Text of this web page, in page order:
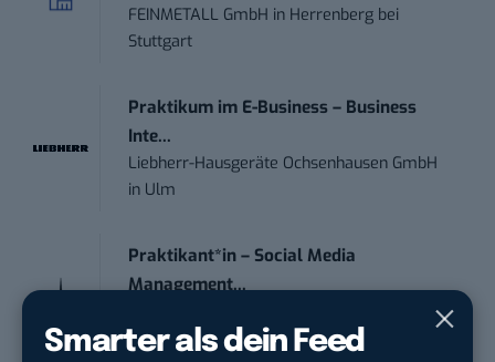
Smarter als dein Feed
FEINMETALL GmbH in Herrenberg bei
Stuttgart
Praktikum im E-Business – Business
Inte...
Liebherr-Hausgeräte Ochsenhausen GmbH
in Ulm
Praktikant*in – Social Media
Management...
Garados Swimwear – MWN Holding GmbHin
Düsseldorf